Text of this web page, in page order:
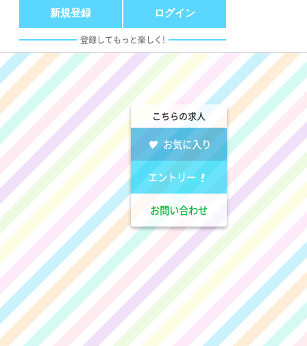
新規登録 ログイン
登録してもっと楽しく!
こちらの求人
お気に入り
エントリー
お問い合わせ